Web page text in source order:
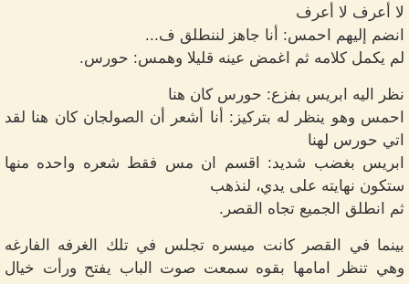
لا أعرف لا أعرف
انضم إليهم احمس: أنا جاهز لننطلق ف...
لم يكمل كلامه ثم اغمض عينه قليلا وهمس: حورس.
نظر اليه ابريس بفزع: حورس كان هنا
احمس وهو ينظر له بتركيز: أنا أشعر أن الصولجان كان هنا لقد
اتي حورس لهنا
ابريس بغضب شديد: اقسم ان مس فقط شعره واحده منها
ستكون نهايته على يدي، لنذهب
ثم انطلق الجميع تجاه القصر.
بينما في القصر كانت ميسره تجلس في تلك الغرفه الفارغه
وهي تنظر امامها بقوه سمعت صوت الباب يفتح ورأت خيال